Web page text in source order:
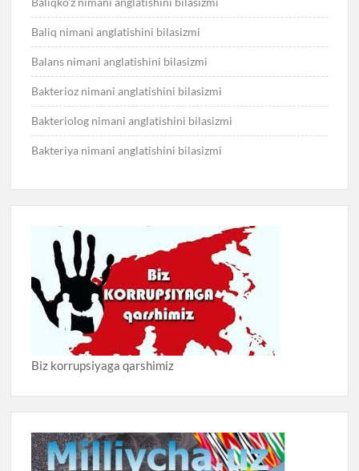
Baliq nimani anglatishini bilasizmi
Balans nimani anglatishini bilasizmi
Bakterioz nimani anglatishini bilasizmi
Bakteriolog nimani anglatishini bilasizmi
Bakteriya nimani anglatishini bilasizmi
Biz korrupsiyaga qarshimiz